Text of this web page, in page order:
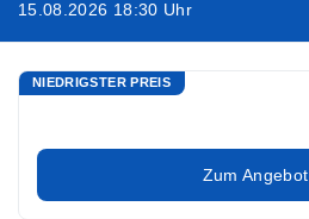
15.08.2026 18:30 Uhr
NIEDRIGSTER PREIS
Zum Angebot